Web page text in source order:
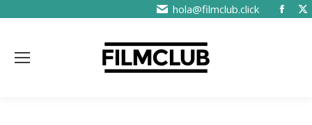
hola@filmclub.click